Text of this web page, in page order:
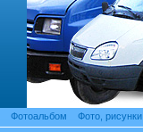
Фотоальбом Фото, рисунки